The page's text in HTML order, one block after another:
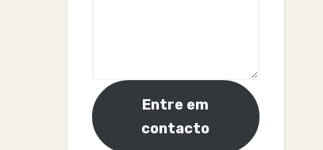
Entre em
contacto